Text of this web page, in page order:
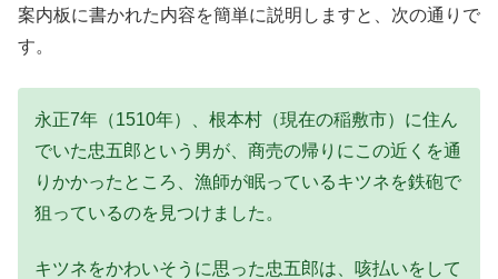
案内板に書かれた内容を簡単に説明しますと、次の通りで
す。
永正7年（1510年）、根本村（現在の稲敷市）に住ん
でいた忠五郎という男が、商売の帰りにこの近くを通
りかかったところ、漁師が眠っているキツネを鉄砲で
狙っているのを見つけました。
キツネをかわいそうに思った忠五郎は、咳払いをして